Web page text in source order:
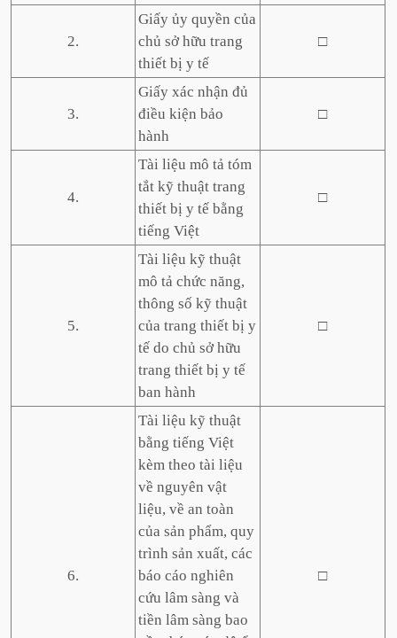
2.
Giấy ủy quyền của
chủ sở hữu trang
thiết bị y tế
□
3.
Giấy xác nhận đủ
điều kiện bảo
hành
□
4.
Tài liệu mô tả tóm
tắt kỹ thuật trang
thiết bị y tế bằng
tiếng Việt
□
5.
Tài liệu kỹ thuật
mô tả chức năng,
thông số kỹ thuật
của trang thiết bị y
tế do chủ sở hữu
trang thiết bị y tế
ban hành
□
6.
Tài liệu kỹ thuật
bằng tiếng Việt
kèm theo tài liệu
về nguyên vật
liệu, về an toàn
của sản phẩm, quy
trình sản xuất, các
báo cáo nghiên
cứu lâm sàng và
tiền lâm sàng bao
□